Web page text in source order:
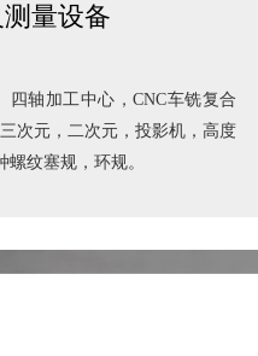
量设备
四轴加工中心，CNC车铣复合
次元，二次元，投影机，高度
纹塞规，环规。